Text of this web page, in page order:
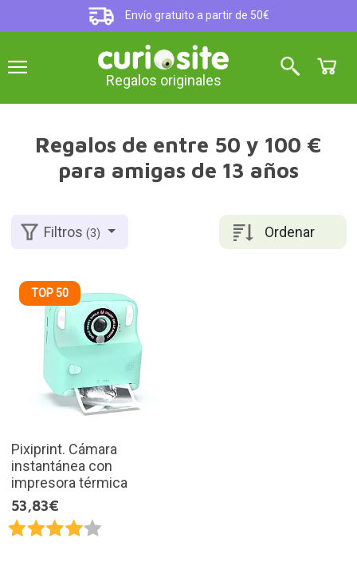
Envío gratuito a partir de 50€
Regalos originales
Regalos de entre 50 y 100 €
para amigas de 13 años
Ordenar
Filtros(3)
TOP 50
Pixiprint. Cámara
instantánea con
impresora térmica
53,83€